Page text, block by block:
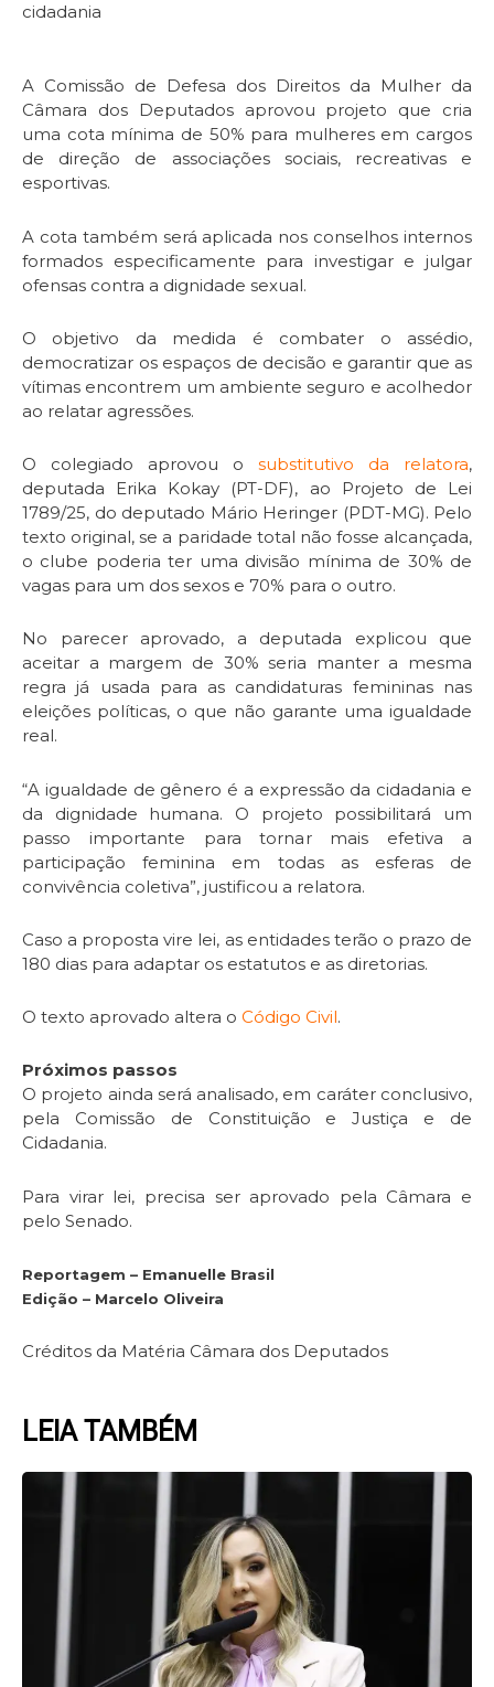
cidadania
A Comissão de Defesa dos Direitos da Mulher da
Câmara dos Deputados aprovou projeto que cria
uma cota mínima de 50% para mulheres em cargos
de direção de associações sociais, recreativas e
esportivas.
A cota também será aplicada nos conselhos internos
formados especificamente para investigar e julgar
ofensas contra a dignidade sexual.
O objetivo da medida é combater o assédio,
democratizar os espaços de decisão e garantir que as
vítimas encontrem um ambiente seguro e acolhedor
ao relatar agressões.
O colegiado aprovou o substitutivo da relatora,
deputada Erika Kokay (PT-DF), ao Projeto de Lei
1789/25, do deputado Mário Heringer (PDT-MG). Pelo
texto original, se a paridade total não fosse alcançada,
o clube poderia ter uma divisão mínima de 30% de
vagas para um dos sexos e 70% para o outro.
No parecer aprovado, a deputada explicou que
aceitar a margem de 30% seria manter a mesma
regra já usada para as candidaturas femininas nas
eleições políticas, o que não garante uma igualdade
real.
“A igualdade de gênero é a expressão da cidadania e
da dignidade humana. O projeto possibilitará um
passo importante para tornar mais efetiva a
participação feminina em todas as esferas de
convivência coletiva”, justificou a relatora.
Caso a proposta vire lei, as entidades terão o prazo de
180 dias para adaptar os estatutos e as diretorias.
O texto aprovado altera o Código Civil.
Próximos passos
O projeto ainda será analisado, em caráter conclusivo,
pela Comissão de Constituição e Justiça e de
Cidadania.
Para virar lei, precisa ser aprovado pela Câmara e
pelo Senado.
Reportagem – Emanuelle Brasil
Edição – Marcelo Oliveira
Créditos da Matéria Câmara dos Deputados
LEIA TAMBÉM
Page